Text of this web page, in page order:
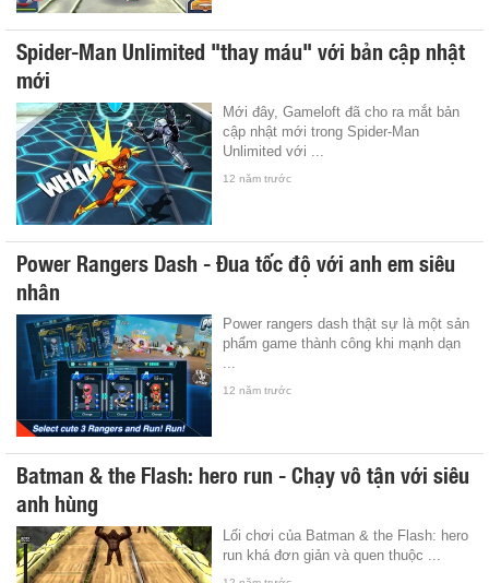
Spider-Man Unlimited "thay máu" với bản cập nhật
mới
Mới đây, Gameloft đã cho ra mắt bản
cập nhật mới trong Spider-Man
Unlimited với ...
12 năm trước
Power Rangers Dash - Đua tốc độ với anh em siêu
nhân
Power rangers dash thật sự là một sản
phẩm game thành công khi mạnh dạn
12 năm trước
Batman & the Flash: hero run - Chạy vô tận với siêu
anh hùng
Lối chơi của Batman & the Flash: hero
run khá đơn giản và quen thuộc ...